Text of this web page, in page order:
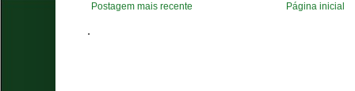
Postagem mais recente Página inicial
.